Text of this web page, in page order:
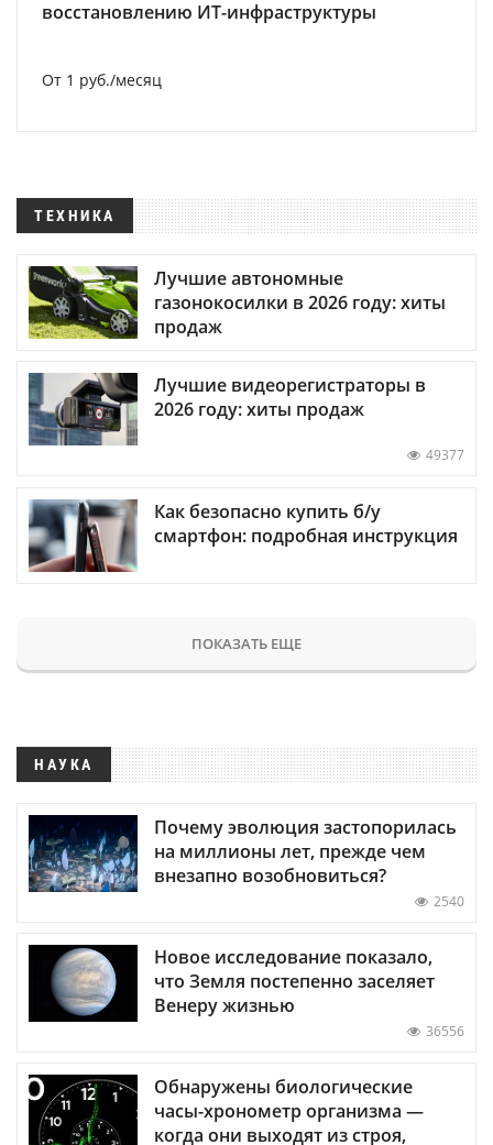
восстановлению ИТ-инфраструктуры
От 1 руб./месяц
ТЕХНИКА
Лучшие автономные
газонокосилки в 2026 году: хиты
продаж
Лучшие видеорегистраторы в
2026 году: хиты продаж
49377
Как безопасно купить б/у
смартфон: подробная инструкция
ПОКАЗАТЬ ЕЩЕ
НАУКА
Почему эволюция застопорилась
на миллионы лет, прежде чем
внезапно возобновиться?
2540
Новое исследование показало,
что Земля постепенно заселяет
Венеру жизнью
36556
Обнаружены биологические
часы-хронометр организма —
когда они выходят из строя,